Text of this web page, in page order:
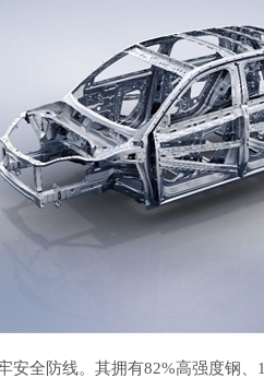
安全防线。其拥有82%高强度钢